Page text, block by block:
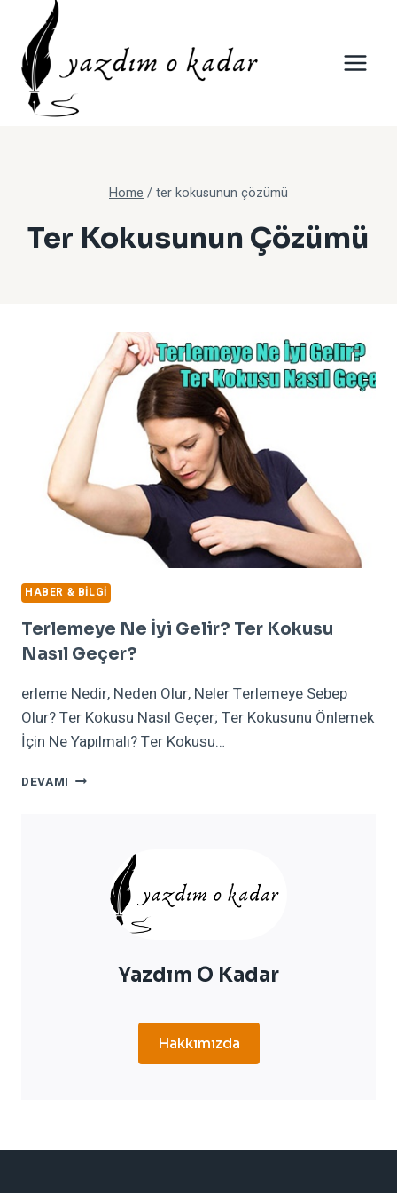
content
Home/ter kokusunun çözümü
Ter Kokusunun Çözümü
HABER & BILGI
Terlemeye Ne İyi Gelir? Ter Kokusu
Nasıl Geçer?
erleme Nedir, Neden Olur, Neler Terlemeye Sebep
Olur? Ter Kokusu Nasıl Geçer; Ter Kokusunu Önlemek
İçin Ne Yapılmalı? Ter Kokusu…
DEVAMI TERLEMEYE
KOKUSU
GEÇER?
Yazdım O Kadar
Hakkımızda